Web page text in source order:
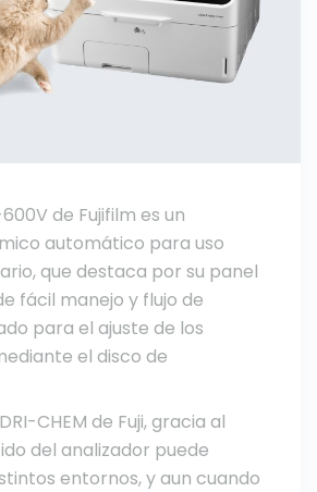
de Fujifilm es un
automático para uso
que destaca por su panel
fácil manejo y flujo de
para el ajuste de los
el disco de
CHEM de Fuji, gracia al
del analizador puede
entornos, y aun cuando